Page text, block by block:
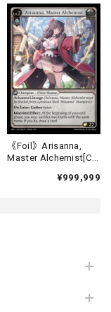
《Foil》Arisanna,
Master Alchemist[C]
¥999,999